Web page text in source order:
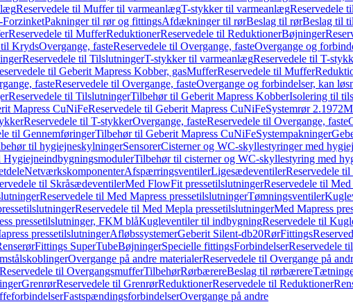
Reservedele til Muffer til varmeanlægT-stykker til varmeanlægReservedele
ForzinketPakninger til rør og fittingsAfdækninger til rørBeslag til rørBeslag til
Reservedele til MufferReduktionerReservedele til ReduktionerBøjninger
til KrydsOvergange, fasteReservedele til Overgange, fasteOvergange og
Reservedele til TilslutningerT-stykker til varmeanlægReservedele til T-
til Geberit Mapress Kobber, gasMufferReservedele til Muffer
fasteReservedele til Overgange, fasteOvergange og forbindelser, kan
Reservedele til TilslutningerTilbehør til Geberit Mapress KobberIsolering til
Mapress CuNiFeReservedele til Geberit Mapress CuNiFeSystemrør 2.1972
Reservedele til T-stykkerOvergange, fasteReservedele til Overgange, faste
til GennemføringerTilbehør til Geberit Mapress CuNiFeSystempakninger
til hygiejneskylningerSensorerCisterner og WC-skyllestyringer med
HygiejneindbygningsmodulerTilbehør til cisterner og WC-skyllestyring med
NetværkskomponenterAfspærringsventilerLigesædeventilerReservedele
til SkråsædeventilerMed FlowFit pressetilslutningerReservedele til
Reservedele til Med Mapress pressetilslutningerTømningsventiler
Reservedele til Med Mepla pressetilslutningerMed Mapress
pressetilslutninger, FKM blåKugleventiler til indbygningReservedele til
pressetilslutningerAfløbssystemerGeberit Silent-db20RørFittings
Fittings SuperTubeBøjningerSpecielle fittingsForbindelserReservedele til
Overgange på andre materialerReservedele til Overgange på
Reservedele til OvergangsmufferTilbehørRørbærereBeslag til rørbærere
GrenrørReservedele til GrenrørReduktionerReservedele til Reduktioner
FastspændingsforbindelserOvergange på andre